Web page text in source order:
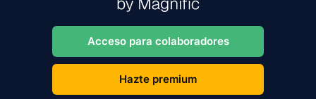
Acceso para colaboradores
Hazte premium